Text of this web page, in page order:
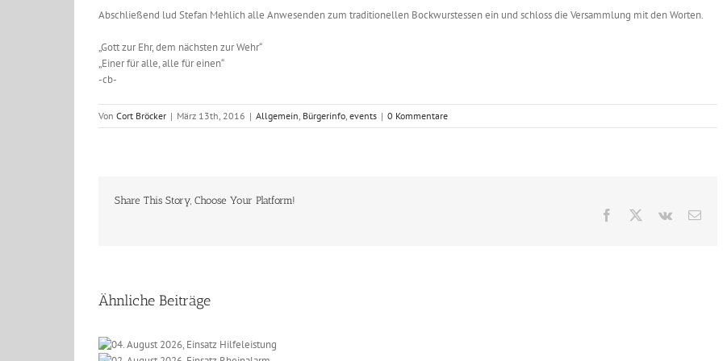
Abschließend lud Stefan Mehlich alle Anwesenden zum traditionellen Bockwurstessen ein und schloss die Versammlung mit den Worten.
„Gott zur Ehr, dem nächsten zur Wehr“
„Einer für alle, alle für einen“
-cb-
Von Cort Bröcker | März 13th, 2016 | Allgemein Bürgerinfo events | 0 Kommentare
Share This Story, Choose Your Platform!
Facebook Vk
E-
Ähnliche Beiträge